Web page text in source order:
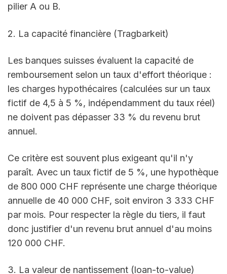
pilier A ou B.
2. La capacité financière (Tragbarkeit)
Les banques suisses évaluent la capacité de
remboursement selon un taux d'effort théorique :
les charges hypothécaires (calculées sur un taux
fictif de 4,5 à 5 %, indépendamment du taux réel)
ne doivent pas dépasser 33 % du revenu brut
annuel.
Ce critère est souvent plus exigeant qu'il n'y
paraît. Avec un taux fictif de 5 %, une hypothèque
de 800 000 CHF représente une charge théorique
annuelle de 40 000 CHF, soit environ 3 333 CHF
par mois. Pour respecter la règle du tiers, il faut
donc justifier d'un revenu brut annuel d'au moins
120 000 CHF.
3. La valeur de nantissement (loan-to-value)